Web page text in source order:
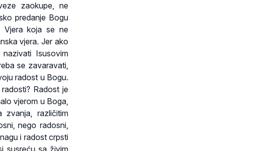
zaokupe, ne
predanje Bogu
Vjera koja se ne
vjera. Jer ako
Isusovim
se zavaravati,
radost u Bogu.
Radost je
vjerom u Boga,
zvanja, različitim
nego radosni,
i radost crpsti